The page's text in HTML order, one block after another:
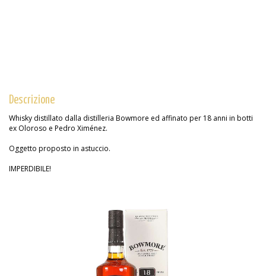
Descrizione
Whisky distillato dalla distilleria Bowmore ed affinato per 18 anni in botti
ex Oloroso e Pedro Ximénez.
Oggetto proposto in astuccio.
IMPERDIBILE!